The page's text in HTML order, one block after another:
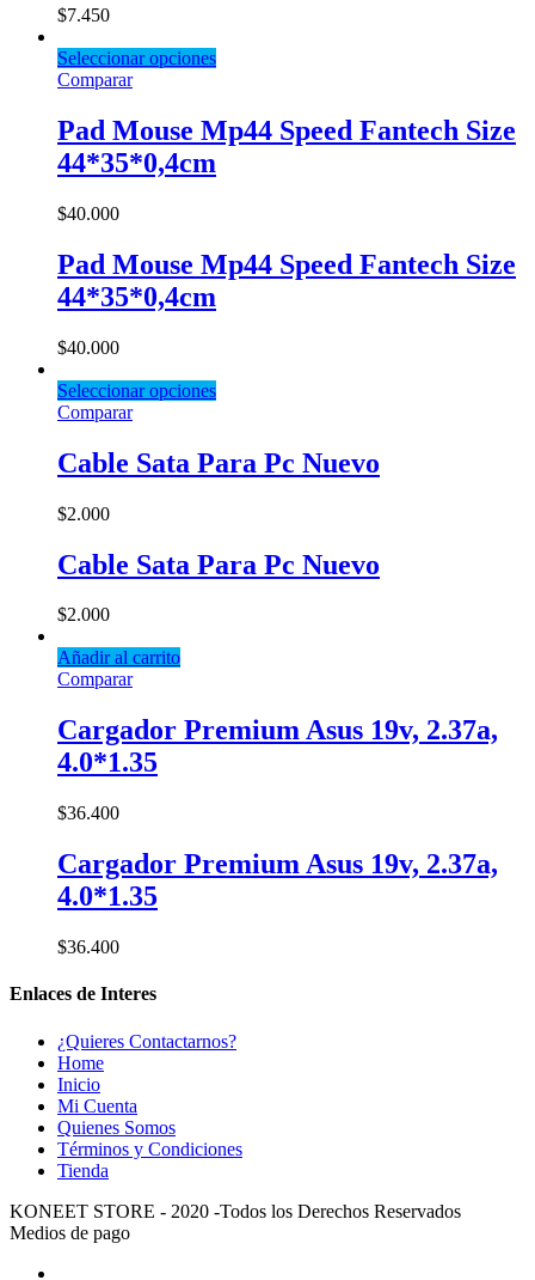
$7.450
Seleccionar opciones
Comparar
Pad Mouse Mp44 Speed Fantech Size
44*35*0,4cm
$40.000
Pad Mouse Mp44 Speed Fantech Size
44*35*0,4cm
$40.000
Seleccionar opciones
Comparar
Cable Sata Para Pc Nuevo
$2.000
Cable Sata Para Pc Nuevo
$2.000
Añadir al carrito
Comparar
Cargador Premium Asus 19v, 2.37a,
4.0*1.35
$36.400
Cargador Premium Asus 19v, 2.37a,
4.0*1.35
$36.400
Enlaces de Interes
¿Quieres Contactarnos?
Home
Inicio
Mi Cuenta
Quienes Somos
Términos y Condiciones
Tienda
KONEET STORE - 2020 -Todos los Derechos Reservados
Medios de pago